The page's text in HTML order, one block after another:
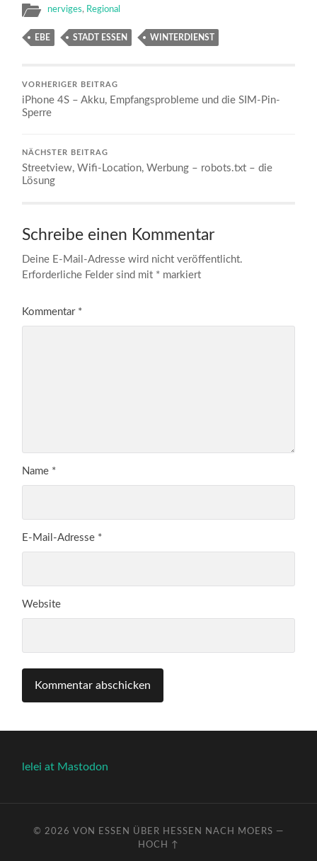
nerviges, Regional
EBE STADT ESSEN WINTERDIENST
VORHERIGER BEITRAG
iPhone 4S – Akku, Empfangsprobleme und die SIM-Pin-
Sperre
NÄCHSTER BEITRAG
Streetview, Wifi-Location, Werbung – robots.txt – die
Lösung
Schreibe einen Kommentar
Deine E-Mail-Adresse wird nicht veröffentlicht.
Erforderliche Felder sind mit * markiert
Kommentar *
Name *
E-Mail-Adresse *
Website
lelei at Mastodon
© 2026 VON ESSEN ÜBER HESSEN NACH MOERS —
HOCH ↑